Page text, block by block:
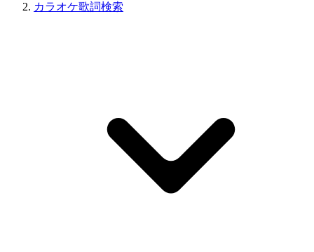
カラオケ歌詞検索